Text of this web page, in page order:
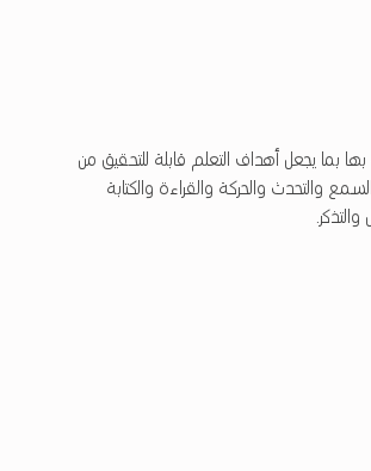
بما يجعل أهداف التعلم قابلة للتحقيق من
والتحدث والحركة والقراءة والكتابة